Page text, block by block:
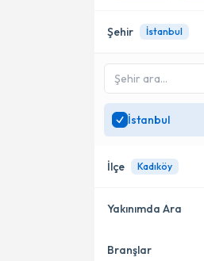
Şehir İstanbul
İstanbul
İlçe Kadıköy
Ataşehir
Yakınımda Ara
Konumuma yakın
Branşlar